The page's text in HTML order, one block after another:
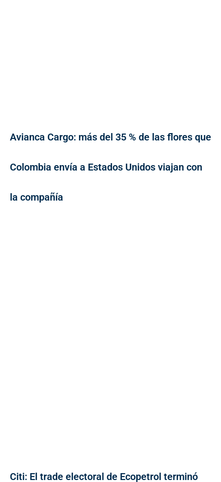
Avianca Cargo: más del 35 % de las flores que
Colombia envía a Estados Unidos viajan con
la compañía
Citi: El trade electoral de Ecopetrol terminó